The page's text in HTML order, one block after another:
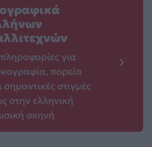
για
πορεία
σημαντικές στιγμές
στην ελληνική
σκηνή